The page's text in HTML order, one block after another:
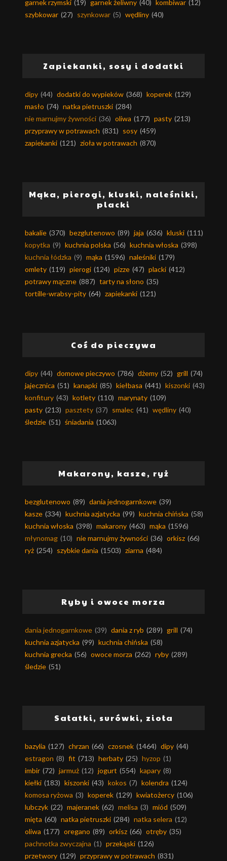
garnek rzymski (19) garnek żeliwny (40) kombiwar (12)
szybkowar (27) szynkowar (5) wędliny (40)
Zapiekanki, sosy i dodatki
dipy (44) dodatki do wypieków (368) koperek (129)
masło (74) natka pietruszki (284)
nie marnujmy żywności (36) oliwa (177) pasty (213)
przyprawy w potrawach (831) sosy (459)
zapiekanki (121) zioła w potrawach (870)
Mąka, pierogi, kluski, naleśniki,
placki
bakalie (370) bezglutenowo (89) jaja (636) kluski (111)
kopytka (9) kuchnia polska (56) kuchnia włoska (398)
kuchnia łódzka (9) mąka (1596) naleśniki (179)
omlety (119) pierogi (124) pizze (47) placki (412)
potrawy mączne (887) tarty na słono (35)
tortille-wrabsy-pity (64) zapiekanki (121)
Coś do pieczywa
dipy (44) domowe pieczywo (786) dżemy (52) grill (74)
jajecznica (51) kanapki (85) kiełbasa (441) kiszonki (43)
konfitury (43) kotlety (110) marynaty (109)
pasty (213) pasztety (37) smalec (41) wędliny (40)
śledzie (51) śniadania (1063)
Makarony, kasze, ryż
bezglutenowo (89) dania jednogarnkowe (39)
kasze (334) kuchnia azjatycka (99) kuchnia chińska (58)
kuchnia włoska (398) makarony (463) mąka (1596)
młynomag (10) nie marnujmy żywności (36) orkisz (66)
ryż (254) szybkie dania (1503) ziarna (484)
Ryby i owoce morza
dania jednogarnkowe (39) dania z ryb (289) grill (74)
kuchnia azjatycka (99) kuchnia chińska (58)
kuchnia grecka (56) owoce morza (262) ryby (289)
śledzie (51)
Sałatki, surówki, zioła
bazylia (127) chrzan (66) czosnek (1464) dipy (44)
estragon (8) fit (713) herbaty (25) hyzop (1)
imbir (72) jarmuż (12) jogurt (554) kapary (8)
kiełki (183) kiszonki (43) kokos (7) kolendra (124)
komosa ryżowa (3) koperek (129) kwiatożercy (106)
lubczyk (22) majeranek (62) melisa (3) miód (509)
mięta (60) natka pietruszki (284) natka selera (12)
oliwa (177) oregano (89) orkisz (66) otręby (35)
pachnotka zwyczajna (1) przekąski (126)
przetwory (129) przyprawy w potrawach (831)